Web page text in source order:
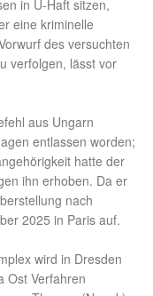
in U-Haft sitzen,
eine kriminelle
des versuchten
verfolgen, lässt vor
aus Ungarn
entlassen worden;
hatte der
ihn erhoben. Da er
nach
2025 in Paris auf.
wird in Dresden
Ost Verfahren